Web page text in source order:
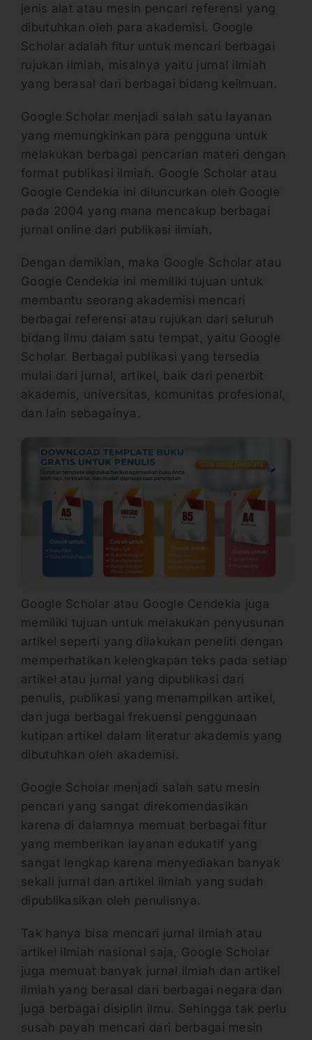
jenis alat atau mesin pencari referensi yang
dibutuhkan oleh para akademisi. Google
Scholar adalah fitur untuk mencari berbagai
rujukan ilmiah, misalnya yaitu jurnal ilmiah
yang berasal dari berbagai bidang keilmuan.
Google Scholar menjadi salah satu layanan
yang memungkinkan para pengguna untuk
melakukan berbagai pencarian materi dengan
format publikasi ilmiah. Google Scholar atau
Google Cendekia ini diluncurkan oleh Google
pada 2004 yang mana mencakup berbagai
jurnal online dari publikasi ilmiah.
Dengan demikian, maka Google Scholar atau
Google Cendekia ini memiliki tujuan untuk
membantu seorang akademisi mencari
berbagai referensi atau rujukan dari seluruh
bidang ilmu dalam satu tempat, yaitu Google
Scholar. Berbagai publikasi yang tersedia
mulai dari jurnal, artikel, baik dari penerbit
akademis, universitas, komunitas profesional,
dan lain sebagainya.
Google Scholar atau Google Cendekia juga
memiliki tujuan untuk melakukan penyusunan
artikel seperti yang dilakukan peneliti dengan
memperhatikan kelengkapan teks pada setiap
artikel atau jurnal yang dipublikasi dari
penulis, publikasi yang menampilkan artikel,
dan juga berbagai frekuensi penggunaan
kutipan artikel dalam literatur akademis yang
dibutuhkan oleh akademisi.
Google Scholar menjadi salah satu mesin
pencari yang sangat direkomendasikan
karena di dalamnya memuat berbagai fitur
yang memberikan layanan edukatif yang
sangat lengkap karena menyediakan banyak
sekali jurnal dan artikel ilmiah yang sudah
dipublikasikan oleh penulisnya.
Tak hanya bisa mencari jurnal ilmiah atau
artikel ilmiah nasional saja, Google Scholar
juga memuat banyak jurnal ilmiah dan artikel
ilmiah yang berasal dari berbagai negara dan
juga berbagai disiplin ilmu. Sehingga tak perlu
susah payah mencari dari berbagai mesin